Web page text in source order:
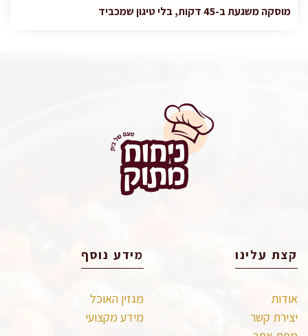
מוסקה משגעת ב-45 דקות, בלי טיגון שמכביד
קצת עלינו
אודות
יצירת קשר
מידע נוסף
מגזין האוכל
מידע מקצועי